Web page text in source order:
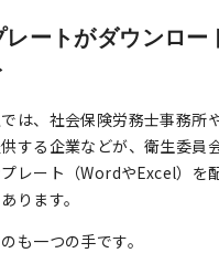
レートがダウンロー
は、社会保険労務士事務所
する企業などが、衛生委員
レート（WordやExcel）を
ります。
も一つの手です。